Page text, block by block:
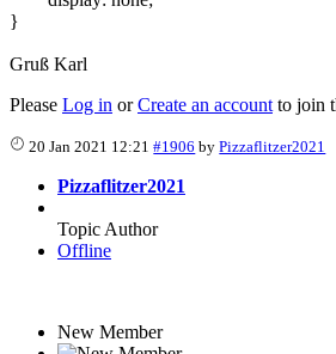
}
Gruß Karl
Please Log in orCreate an account to join
20 Jan 2021 12:21 #1906 byPizzaflitzer2021
Pizzaflitzer2021
Topic Author
Offline
New Member